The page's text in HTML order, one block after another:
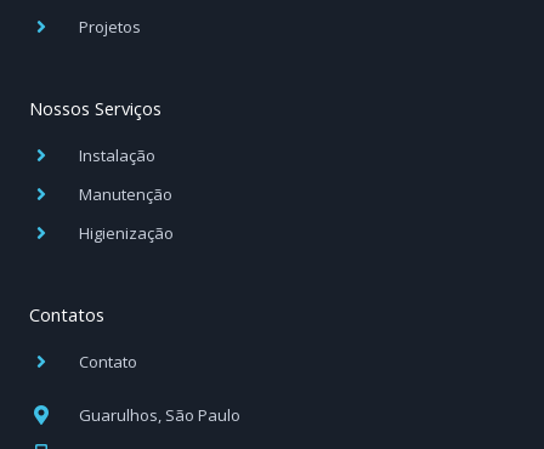
Projetos
Nossos Serviços
Instalação
Manutenção
Higienização
Contatos
Contato
Guarulhos, São Paulo